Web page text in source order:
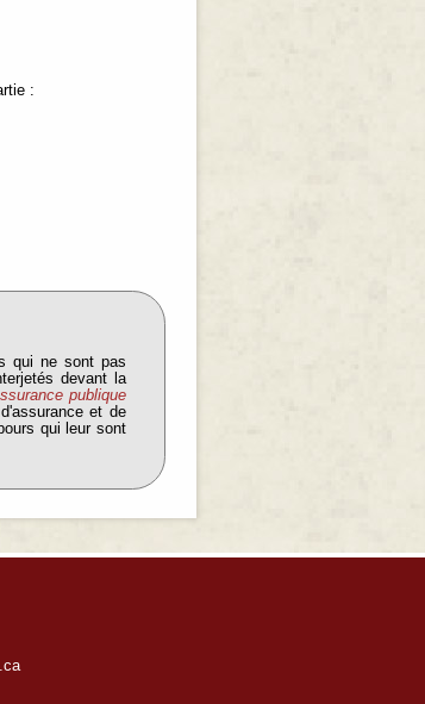
:
qui ne sont pas
devant la
publique
et de
qui leur sont